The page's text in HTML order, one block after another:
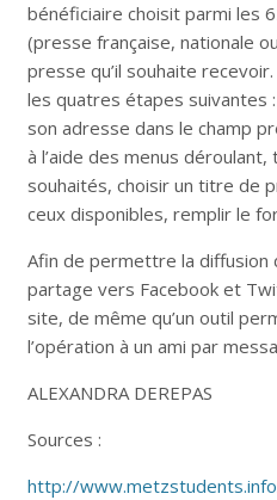
bénéficiaire choisit parmi les
(presse française, nationale
presse qu’il souhaite
les quatres étapes suivantes
son adresse dans le champ
à l’aide des menus
souhaités, choisir un titre de
ceux disponibles, remplir le
Afin de permettre la diffusion
partage vers Facebook et
site, de même qu’un outil
l’opération à un ami par
ALEXANDRA DEREPAS
Sources :
http://